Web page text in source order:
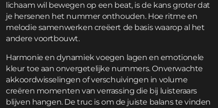
lichaam wil bewegen op een beat, is de kans groter dat
je hersenen het nummer onthouden. Hoe ritme en
melodie samenwerken creëert de basis waarop al het
andere voortbouwt.
Harmonie en dynamiek voegen lagen en emotionele
kleur toe aan onvergetelijke nummers. Onverwachte
akkoordwisselingen of verschuivingen in volume
creëren momenten van verrassing die bij luisteraars
blijven hangen. De truc is om de juiste balans te vinden